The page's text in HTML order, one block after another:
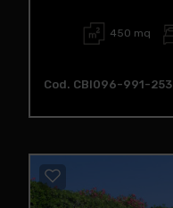
450 mq
Cod. CBI096-991-253